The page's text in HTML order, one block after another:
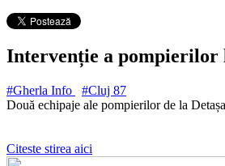
Intervenție a pompierilor
#Gherla Info #Cluj 87
Două echipaje ale pompierilor de la
Citeste stirea aici